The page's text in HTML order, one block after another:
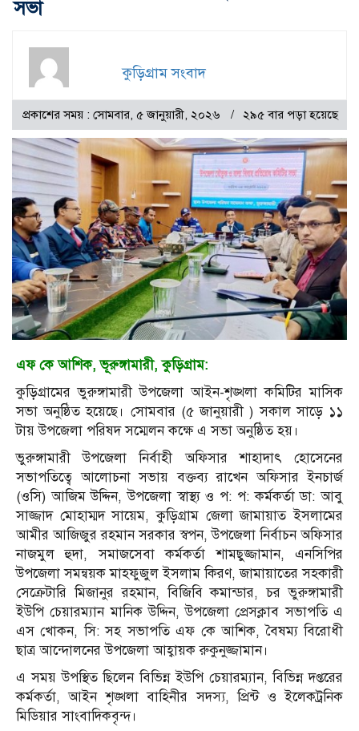
সভা
কুড়িগ্রাম সংবাদ
প্রকাশের সময় : সোমবার, ৫ জানুয়ারী, ২০২৬ ২৯৫ বার পড়া হয়েছে
এফ কে আশিক, ভূরুঙ্গামারী, কুড়িগ্রাম:
কুড়িগ্রামের ভুরুঙ্গামারী উপজেলা আইন-শৃঙ্খলা কমিটির মাসিক
সভা অনুষ্ঠিত হয়েছে। সোমবার (৫ জানুয়ারী ) সকাল সাড়ে ১১
টায় উপজেলা পরিষদ সম্মেলন কক্ষে এ সভা অনুষ্ঠিত হয়।
ভুরুঙ্গামারী উপজেলা নির্বাহী অফিসার শাহাদাৎ হোসেনের
সভাপতিত্বে আলোচনা সভায় বক্তব্য রাখেন অফিসার ইনচার্জ
(ওসি) আজিম উদ্দিন, উপজেলা স্বাস্থ্য ও প: প: কর্মকর্তা ডা: আবু
সাজ্জাদ মোহাম্মদ সায়েম, কুড়িগ্রাম জেলা জামায়াত ইসলামের
আমীর আজিজুর রহমান সরকার স্বপন, উপজেলা নির্বাচন অফিসার
নাজমুল হুদা, সমাজসেবা কর্মকর্তা শামছুজ্জামান, এনসিপির
উপজেলা সমন্বয়ক মাহফুজুল ইসলাম কিরণ, জামায়াতের সহকারী
সেক্রেটারি মিজানুর রহমান, বিজিবি কমান্ডার, চর ভুরুঙ্গামারী
ইউপি চেয়ারম্যান মানিক উদ্দিন, উপজেলা প্রেসক্লাব সভাপতি এ
এস খোকন, সি: সহ সভাপতি এফ কে আশিক, বৈষম্য বিরোধী
ছাত্র আন্দোলনের উপজেলা আহ্বায়ক রুকুনুজ্জামান।
এ সময় উপস্থিত ছিলেন বিভিন্ন ইউপি চেয়ারম্যান, বিভিন্ন দপ্তরের
কর্মকর্তা, আইন শৃঙ্খলা বাহিনীর সদস্য, প্রিন্ট ও ইলেকট্রনিক
মিডিয়ার সাংবাদিকবৃন্দ।